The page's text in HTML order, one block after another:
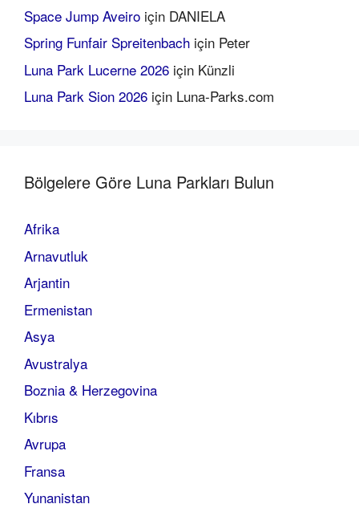
Space Jump Aveiro için DANIELA
Spring Funfair Spreitenbach için Peter
Luna Park Lucerne 2026 için Künzli
Luna Park Sion 2026 için Luna-Parks.com
Bölgelere Göre Luna Parkları Bulun
Afrika
Arnavutluk
Arjantin
Ermenistan
Asya
Avustralya
Boznia & Herzegovina
Kıbrıs
Avrupa
Fransa
Yunanistan